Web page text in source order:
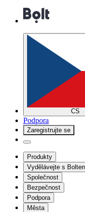
CS
Podpora
Zaregistrujte se
Produkty
Vydělávejte s
Společnost
Bezpečnost
Podpora
Města